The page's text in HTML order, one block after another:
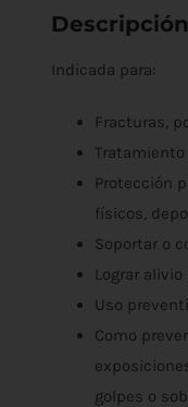
Descripción
Indicada para:
Fracturas,
Protección
físicos,
Soportar o
Lograr alivio
Uso
Como
golpes o